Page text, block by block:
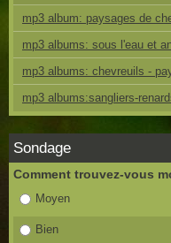
mp3 album: paysages de
mp3 albums: sous l'eau et
mp3 albums: chevreuils -
mp3 albums:sangliers-
Sondage
Comment trouvez-vous
Moyen
Bien